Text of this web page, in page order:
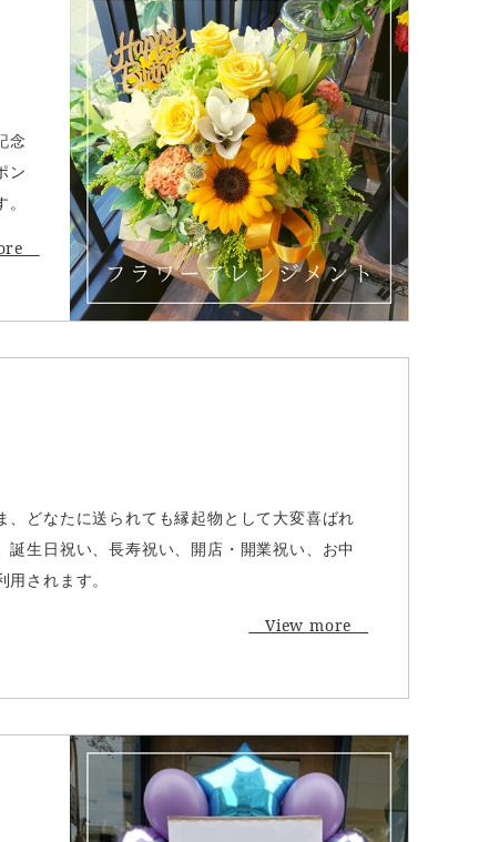
念
ン
、どなたに送られても縁起物として大変喜ばれ
誕生日祝い、長寿祝い、開店・開業祝い、お中
されます。
View more